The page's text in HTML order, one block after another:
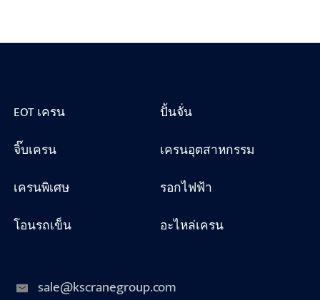
EOT เครน
ปั้นจั่น
จิ๊บเครน
เครนอุตสาหกรรม
เครนพิเศษ
รอกไฟฟ้า
โอนรถเข็น
อะไหล่เครน
sale@kscranegroup.com